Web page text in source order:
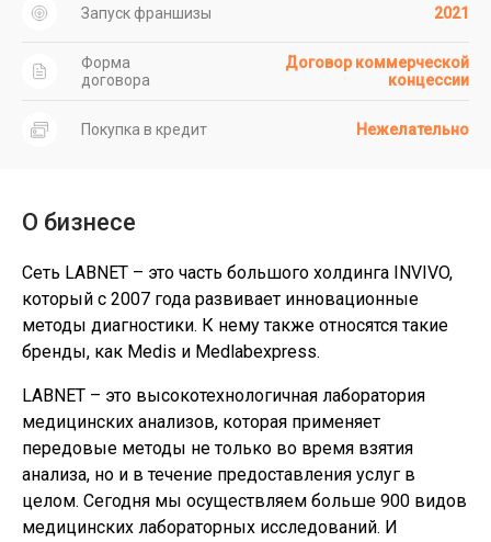
Запуск франшизы 2021
Форма
договора
Договор коммерческой
концессии
Покупка в кредит Нежелательно
О бизнесе
Сеть LABNET – это часть большого холдинга INVIVO,
который с 2007 года развивает инновационные
методы диагностики. К нему также относятся такие
бренды, как Medis и Medlabexpress.
LABNET – это высокотехнологичная лаборатория
медицинских анализов, которая применяет
передовые методы не только во время взятия
анализа, но и в течение предоставления услуг в
целом. Сегодня мы осуществляем больше 900 видов
медицинских лабораторных исследований. И